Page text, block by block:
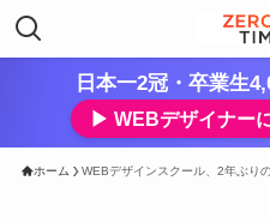
日本一2冠・卒業生
▶︎ WEBデザイナー
ホーム WEBデザインスクール、2年ぶり